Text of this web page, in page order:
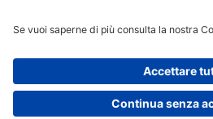
Mixer è un prodotto del network Edra
redazione, pubblicità | © Copyright 2026 – Tutti
14392510963